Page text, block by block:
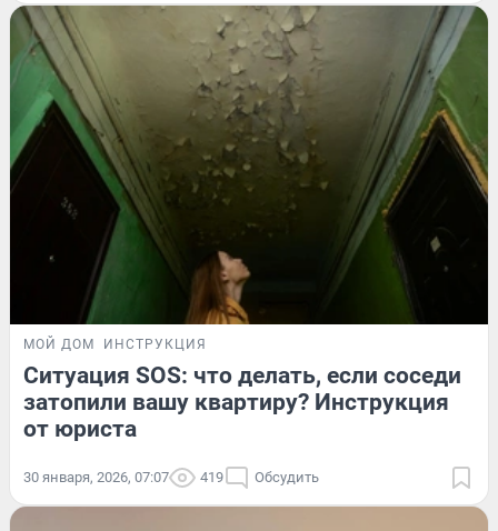
МОЙ ДОМ ИНСТРУКЦИЯ
Ситуация SOS: что делать, если соседи
затопили вашу квартиру? Инструкция
от юриста
30 января, 2026, 07:07 419 Обсудить